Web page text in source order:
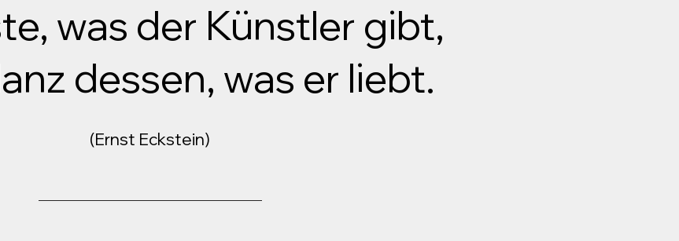
was der Künstler gibt,
dessen, was er liebt.
(Ernst Eckstein)